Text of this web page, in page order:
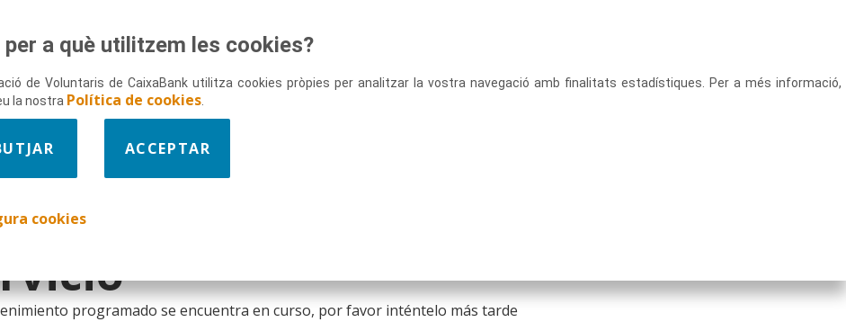
mantenimiento
web de Voluntarios se
fuera de
programado se encuentra en curso, por favor inténtelo más tarde
per a què utilitzem les cookies?
de Voluntaris de CaixaBank utilitza cookies pròpies per analitzar la vostra navegació amb finalitats estadístiques. Per a més informació,
la nostra Política de cookies.
ACCEPTAR
cookies